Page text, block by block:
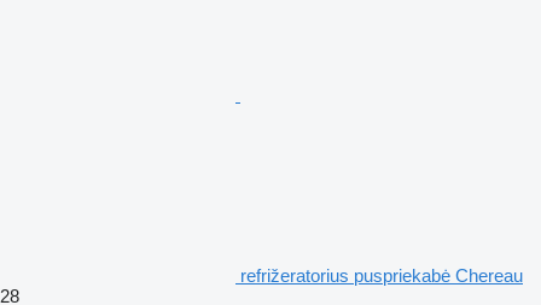
refrižeratorius puspriekabė Chereau
28